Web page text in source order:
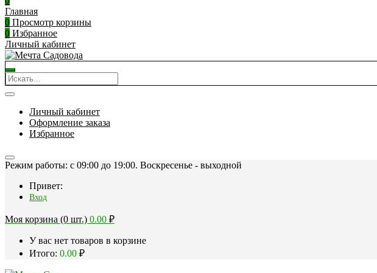
Главная
0 Просмотр корзины
0 Избранное
Личный кабинет
Личный кабинет
Оформление заказа
Избранное
Режим работы: c 09:00 до 19:00. Воскресенье - выходной
Привет:
Вход
Моя корзина (0 шт.) 0.00 ₽
У вас нет товаров в корзине
Итого: 0.00 ₽